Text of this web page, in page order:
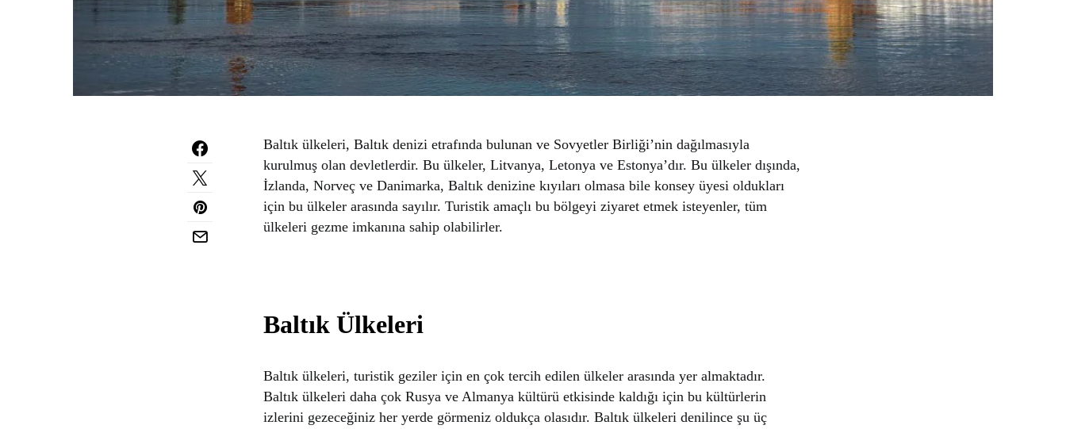
Baltık ülkeleri, Baltık denizi etrafında bulunan ve Sovyetler Birliği’nin dağılmasıyla
kurulmuş olan devletlerdir. Bu ülkeler, Litvanya, Letonya ve Estonya’dır. Bu ülkeler dışında,
İzlanda, Norveç ve Danimarka, Baltık denizine kıyıları olmasa bile konsey üyesi oldukları
için bu ülkeler arasında sayılır. Turistik amaçlı bu bölgeyi ziyaret etmek isteyenler, tüm
ülkeleri gezme imkanına sahip olabilirler.
Baltık Ülkeleri
Baltık ülkeleri, turistik geziler için en çok tercih edilen ülkeler arasında yer almaktadır.
Baltık ülkeleri daha çok Rusya ve Almanya kültürü etkisinde kaldığı için bu kültürlerin
izlerini gezeceğiniz her yerde görmeniz oldukça olasıdır. Baltık ülkeleri denilince şu üç